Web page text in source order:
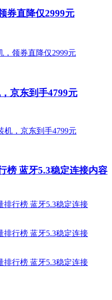
券直降仅2999元
京东到手4799元
榜 蓝牙5.3稳定连接内容